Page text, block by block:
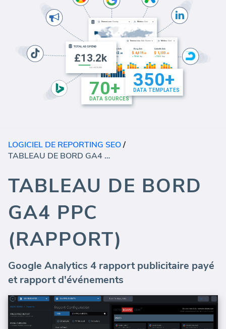
LOGICIEL DE REPORTING SEO/
TABLEAU DE BORD GA4 PPC (RAPPORT)
TABLEAU DE BORD
GA4 PPC
(RAPPORT)
Google Analytics 4 rapport publicitaire payé
et rapport d'événements